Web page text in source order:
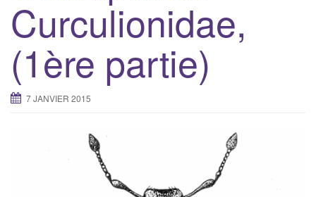
Curculionidae,
(1ère partie)
7 JANVIER 2015